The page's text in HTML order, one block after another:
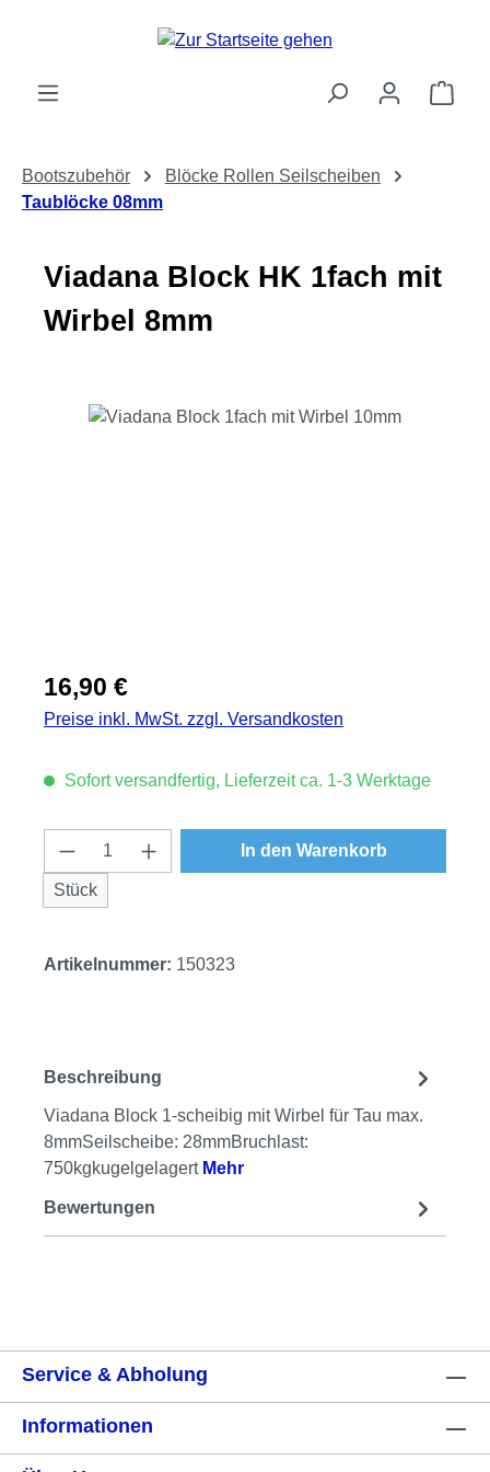
Zum Hauptinhalt springen
Bootszubehör
Blöcke Rollen Seilscheiben
Taublöcke 08mm
Viadana Block HK 1fach mit
Wirbel 8mm
Bildergalerie überspringen
Regulärer Preis:
16,90 €
Preise inkl. MwSt. zzgl. Versandkosten
Sofort versandfertig, Lieferzeit ca. 1-3 Werktage
Produkt Anzahl: Gib den gewünschten
Stück
In den Warenkorb
Artikelnummer: 150323
Beschreibung
Viadana Block 1-scheibig mit Wirbel für Tau max.
8mmSeilscheibe: 28mmBruchlast:
750kgkugelgelagert Mehr
Bewertungen
Service & Abholung
Informationen